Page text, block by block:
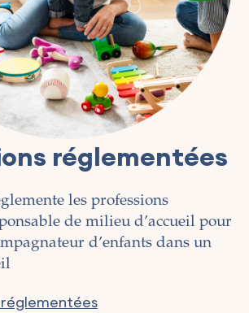
réglementées
les professions
de milieu d’accueil pour
d’enfants dans un